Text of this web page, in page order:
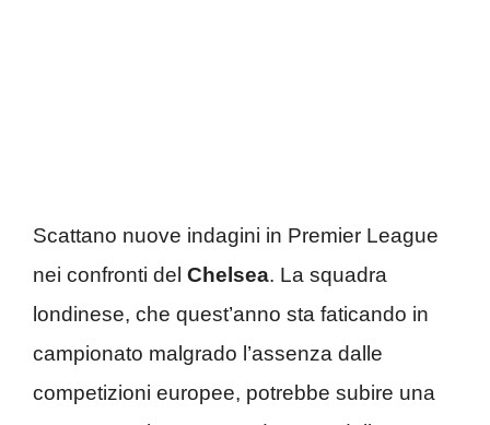
Scattano nuove indagini in Premier League
nei confronti del Chelsea. La squadra
londinese, che quest’anno sta faticando in
campionato malgrado l’assenza dalle
competizioni europee, potrebbe subire una